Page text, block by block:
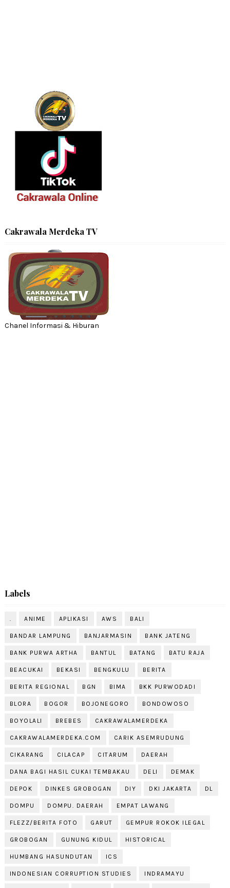
Cakrawala Merdeka TV
Chanel Informasi & Hiburan
Labels
ANIME APLIKASI AWS BALI
BANDAR LAMPUNG BANJARMASIN BANK JATENG
BANK PURWA ARTHA BANTUL BATANG BATU RAJA
BEACUKAI BEKASI BENGKULU BERITA
BERITA REGIONAL BGN BIMA BKK PURWODADI
BLORA BOGOR BOJONEGORO BONDOWOSO
BOYOLALI BREBES CAKRAWALAMERDEKA
CAKRAWALAMERDEKA.COM CARIK ASEMRUDUNG
CIKARANG CILACAP CITARUM DAERAH
DANA BAGI HASIL CUKAI TEMBAKAU DELI DEMAK
DEPOK DINKES GROBOGAN DIY DKI JAKARTA DL
DOMPU DOMPU. DAERAH EMPAT LAWANG
FLEZZ/BERITA FOTO GARUT GEMPUR ROKOK ILEGAL
GROBOGAN GUNUNG KIDUL HISTORICAL
HUMBANG HASUNDUTAN ICS
INDONESIAN CORRUPTION STUDIES INDRAMAYU